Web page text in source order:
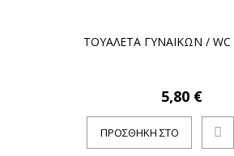
ΤΟΥΑΛΕΤΑ ΓΥΝΑΙΚΩΝ / WC
5,80 €
ΠΡΟΣΘΉΚΗ ΣΤΟ